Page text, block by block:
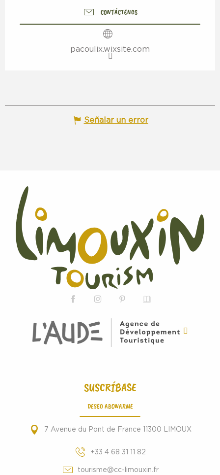
CONTÁCTENOS
pacoulix.wixsite.com
Señalar un error
SUSCRÍBASE
DESEO ABONARME
7 Avenue du Pont de France 11300 LIMOUX
+33 4 68 31 11 82
tourisme@cc-limouxin.fr